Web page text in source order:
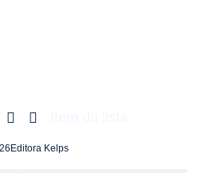
Kelps